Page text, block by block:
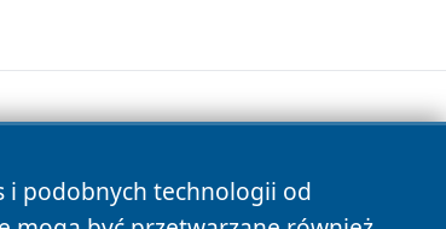
i podobnych technologii od